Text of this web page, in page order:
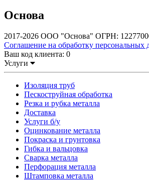
Основа
2017-2026 ООО "Основа" ОГРН:
Соглашение на обработку персональных
Ваш код клиента: 0
Услуги
Изоляция труб
Пескоструйная обработка
Резка и рубка металла
Доставка
Услуги б/у
Оцинкование металла
Покраска и грунтовка
Гибка и вальцовка
Сварка металла
Перфорация металла
Штамповка металла